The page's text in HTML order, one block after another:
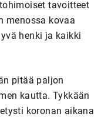
tavoitteet
menossa kovaa
henki ja kaikki
pitää paljon
kautta. Tykkään
koronan aikana